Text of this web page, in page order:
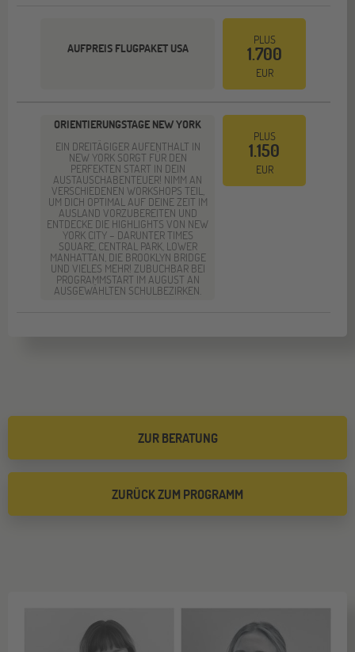
AUFPREIS FLUGPAKET USA
PLUS
1.700
EUR
ORIENTIERUNGSTAGE NEW YORK
EIN DREITÄGIGER AUFENTHALT IN
NEW YORK SORGT FÜR DEN
PERFEKTEN START IN DEIN
AUSTAUSCHABENTEUER! NIMM AN
VERSCHIEDENEN WORKSHOPS TEIL,
UM DICH OPTIMAL AUF DEINE ZEIT IM
AUSLAND VORZUBEREITEN UND
ENTDECKE DIE HIGHLIGHTS VON NEW
YORK CITY – DARUNTER TIMES
SQUARE, CENTRAL PARK, LOWER
MANHATTAN, DIE BROOKLYN BRIDGE
UND VIELES MEHR! ZUBUCHBAR BEI
PROGRAMMSTART IM AUGUST AN
AUSGEWÄHLTEN SCHULBEZIRKEN.
PLUS
1.150
EUR
ZUR BERATUNG
ZURÜCK ZUM PROGRAMM